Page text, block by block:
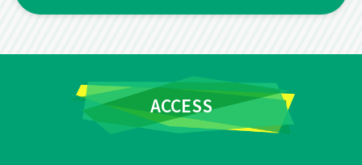
ACCESS